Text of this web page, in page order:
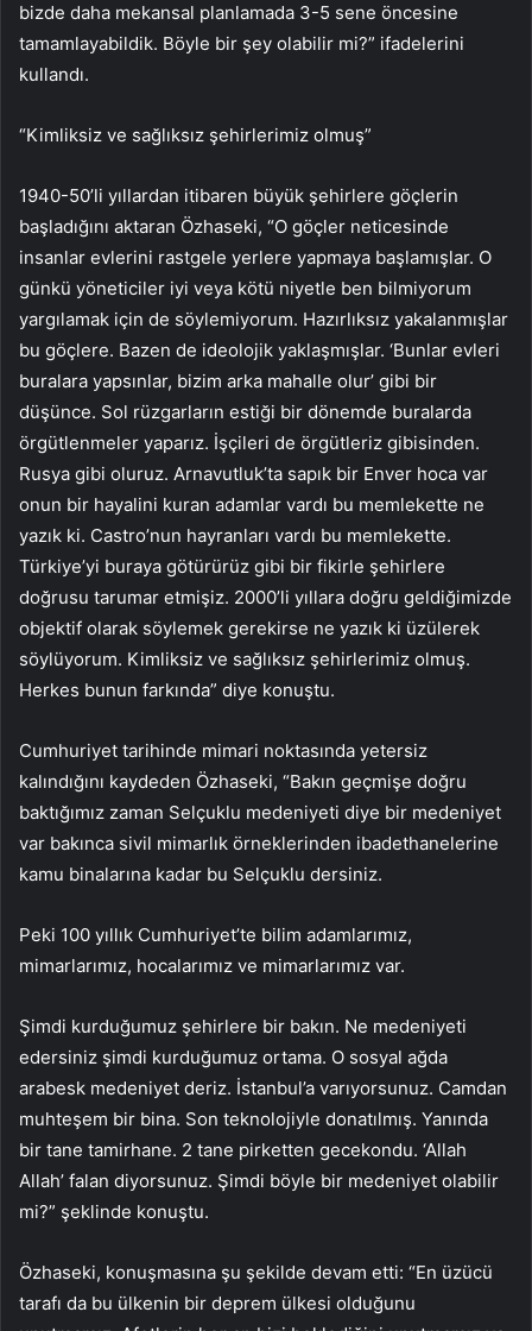
bizde daha mekansal planlamada 3-5 sene öncesine
tamamlayabildik. Böyle bir şey olabilir mi?” ifadelerini
kullandı.
“Kimliksiz ve sağlıksız şehirlerimiz olmuş”
1940-50’li yıllardan itibaren büyük şehirlere göçlerin
başladığını aktaran Özhaseki, “O göçler neticesinde
insanlar evlerini rastgele yerlere yapmaya başlamışlar. O
günkü yöneticiler iyi veya kötü niyetle ben bilmiyorum
yargılamak için de söylemiyorum. Hazırlıksız yakalanmışlar
bu göçlere. Bazen de ideolojik yaklaşmışlar. ‘Bunlar evleri
buralara yapsınlar, bizim arka mahalle olur’ gibi bir
düşünce. Sol rüzgarların estiği bir dönemde buralarda
örgütlenmeler yaparız. İşçileri de örgütleriz gibisinden.
Rusya gibi oluruz. Arnavutluk’ta sapık bir Enver hoca var
onun bir hayalini kuran adamlar vardı bu memlekette ne
yazık ki. Castro’nun hayranları vardı bu memlekette.
Türkiye’yi buraya götürürüz gibi bir fikirle şehirlere
doğrusu tarumar etmişiz. 2000’li yıllara doğru geldiğimizde
objektif olarak söylemek gerekirse ne yazık ki üzülerek
söylüyorum. Kimliksiz ve sağlıksız şehirlerimiz olmuş.
Herkes bunun farkında” diye konuştu.
Cumhuriyet tarihinde mimari noktasında yetersiz
kalındığını kaydeden Özhaseki, “Bakın geçmişe doğru
baktığımız zaman Selçuklu medeniyeti diye bir medeniyet
var bakınca sivil mimarlık örneklerinden ibadethanelerine
kamu binalarına kadar bu Selçuklu dersiniz.
Peki 100 yıllık Cumhuriyet’te bilim adamlarımız,
mimarlarımız, hocalarımız ve mimarlarımız var.
Şimdi kurduğumuz şehirlere bir bakın. Ne medeniyeti
edersiniz şimdi kurduğumuz ortama. O sosyal ağda
arabesk medeniyet deriz. İstanbul’a varıyorsunuz. Camdan
muhteşem bir bina. Son teknolojiyle donatılmış. Yanında
bir tane tamirhane. 2 tane pirketten gecekondu. ‘Allah
Allah’ falan diyorsunuz. Şimdi böyle bir medeniyet olabilir
mi?” şeklinde konuştu.
Özhaseki, konuşmasına şu şekilde devam etti: “En üzücü
tarafı da bu ülkenin bir deprem ülkesi olduğunu